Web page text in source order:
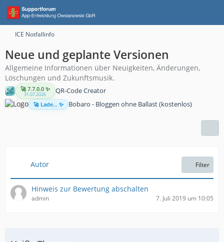
ICE Notfallinfo
Neue und geplante Versionen
Allgemeine Informationen über Neuigkeiten, Änderungen,
Löschungen und Zukunftsmusik.
🚀 7.7.0.0 ✨
31.07.2026 QR-Code Creator
🚀 Lade... ✨ Bobaro - Bloggen ohne Ballast (kostenlos)
Autor Filter
Hinweis zur Bewertung abschalten
admin 7. Juli 2019 um 10:05